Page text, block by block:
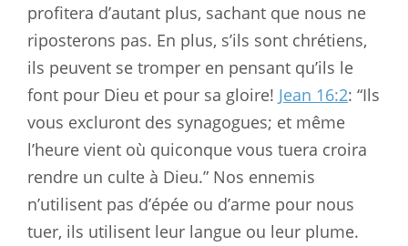
profitera d’autant plus, sachant que nous ne
riposterons pas. En plus, s’ils sont chrétiens,
ils peuvent se tromper en pensant qu’ils le
font pour Dieu et pour sa gloire! Jean 16:2: “Ils
vous excluront des synagogues; et même
l’heure vient où quiconque vous tuera croira
rendre un culte à Dieu.” Nos ennemis
n’utilisent pas d’épée ou d’arme pour nous
tuer, ils utilisent leur langue ou leur plume.